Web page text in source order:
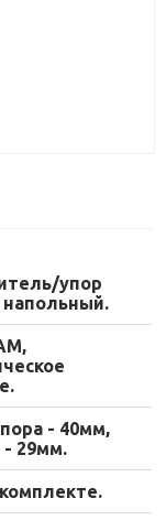
упор
- 40мм,
- 29мм.